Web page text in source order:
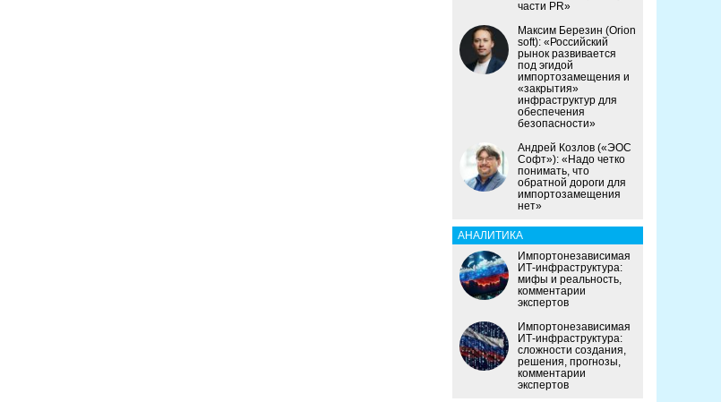
части PR»
Максим Березин (Orion
soft): «Российский
рынок развивается
под эгидой
импортозамещения и
«закрытия»
инфраструктур для
обеспечения
безопасности»
Андрей Козлов («ЭОС
Софт»): «Надо четко
понимать, что
обратной дороги для
импортозамещения
нет»
АНАЛИТИКА
Импортонезависимая
ИТ-инфраструктура:
мифы и реальность,
комментарии
экспертов
Импортонезависимая
ИТ-инфраструктура:
сложности создания,
решения, прогнозы,
комментарии
экспертов